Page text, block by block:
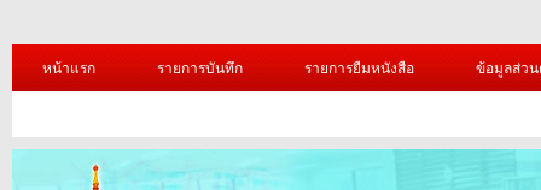
หน้าแรก รายการบันทึก รายการยืมหนังสือ ข้อมูลส่ว